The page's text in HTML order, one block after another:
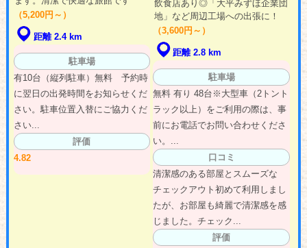
（5,200円～）
距離 2.4 km
駐車場
有10台（縦列駐車）無料 予約時
に翌日の出発時間をお知らせくだ
さい。駐車位置入替にご協力くだ
さい...
評価
4.82
飲食店あり◎「大平みずほ企業団
地」など周辺工場への出張に！
（3,600円～）
距離 2.8 km
駐車場
無料 有り 48台※大型車（2トント
ラック以上）をご利用の際は、事
前にお電話でお問い合わせくださ
い。...
口コミ
清潔感のある部屋とスムーズな
チェックアウト初めて利用しまし
たが、お部屋も綺麗で清潔感を感
じました。チェック...
評価